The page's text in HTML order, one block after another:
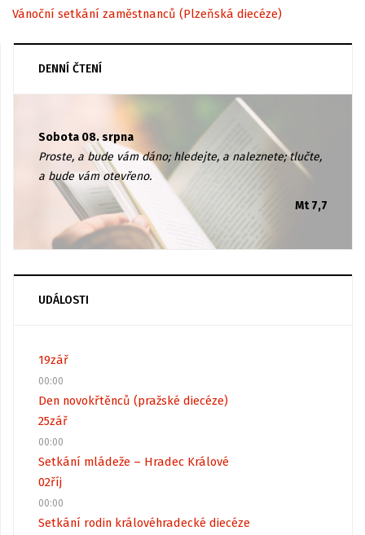
Vánoční setkání zaměstnanců (Plzeňská diecéze)
DENNÍ ČTENÍ
Sobota 08. srpna
Proste, a bude vám dáno; hledejte, a naleznete; tlučte,
a bude vám otevřeno.
Mt 7,7
UDÁLOSTI
19zář
00:00
Den novokřtěnců (pražské diecéze)
25zář
00:00
Setkání mládeže – Hradec Králové
02říj
00:00
Setkání rodin královéhradecké diecéze